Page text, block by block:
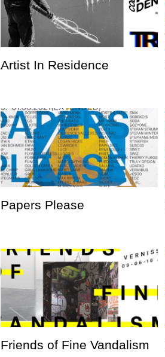
Artist In Residence
Papers Please
Friends of Fine Vandalism